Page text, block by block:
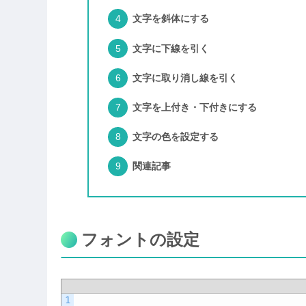
文字を斜体にする
文字に下線を引く
文字に取り消し線を引く
文字を上付き・下付きにする
文字の色を設定する
関連記事
フォントの設定
1